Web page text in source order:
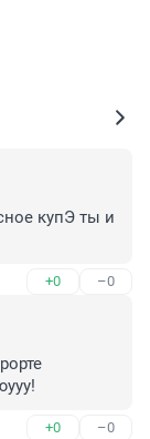
купЭ ты и
+0 –0
+0 –0